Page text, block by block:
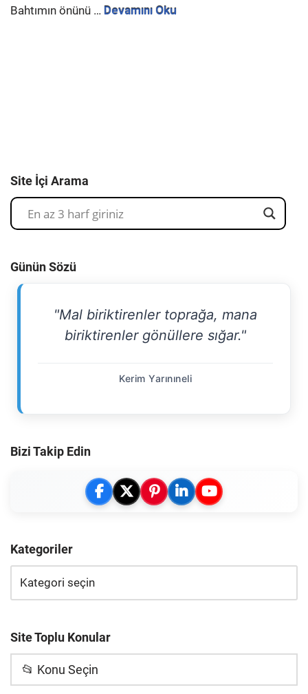
Bahtımın önünü … Devamını Oku
Site İçi Arama
Günün Sözü
"Mal biriktirenler toprağa, mana
biriktirenler gönüllere sığar."
Kerim Yarınıneli
Bizi Takip Edin
Kategoriler
Site Toplu Konular
📂 Konu Seçin